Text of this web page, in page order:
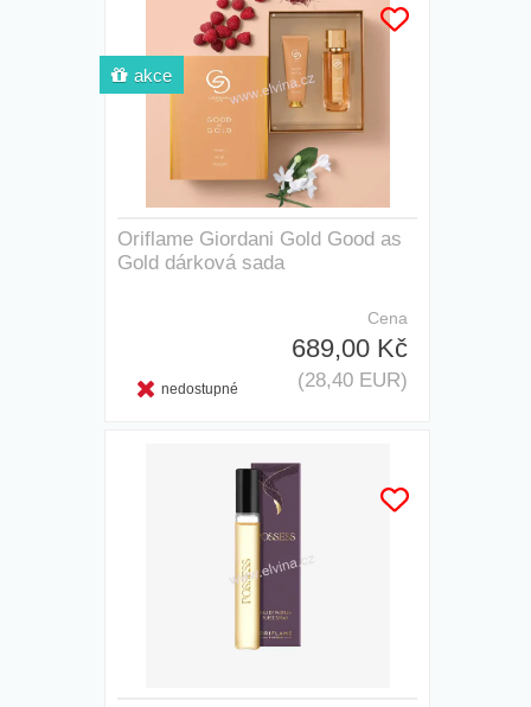
Oriflame Giordani Gold Good as
Gold dárková sada
Cena
689,00 Kč
(28,40 EUR)
nedostupné
akce